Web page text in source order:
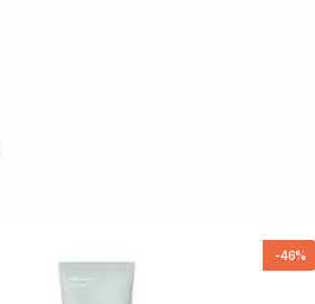
-46%